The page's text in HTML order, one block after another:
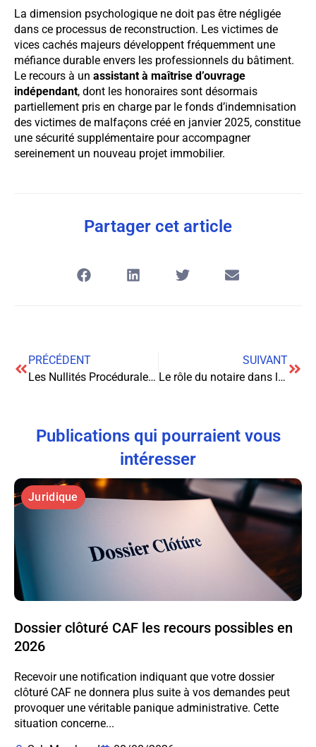
La dimension psychologique ne doit pas être négligée
dans ce processus de reconstruction. Les victimes de
vices cachés majeurs développent fréquemment une
méfiance durable envers les professionnels du bâtiment.
Le recours à un assistant à maîtrise d’ouvrage
indépendant, dont les honoraires sont désormais
partiellement pris en charge par le fonds d’indemnisation
des victimes de malfaçons créé en janvier 2025, constitue
une sécurité supplémentaire pour accompagner
sereinement un nouveau projet immobilier.
Partager cet article
PRÉCÉDENT
Les Nullités Procédurales : Entre Rigueur Juridique et Protection des Droits Fondamentaux
SUIVANT
Le rôle du notaire dans la sécurisation de vos contrats
Publications qui pourraient vous
intéresser
Juridique
Dossier clôturé CAF les recours possibles en
2026
Recevoir une notification indiquant que votre dossier
clôturé CAF ne donnera plus suite à vos demandes peut
provoquer une véritable panique administrative. Cette
situation concerne...